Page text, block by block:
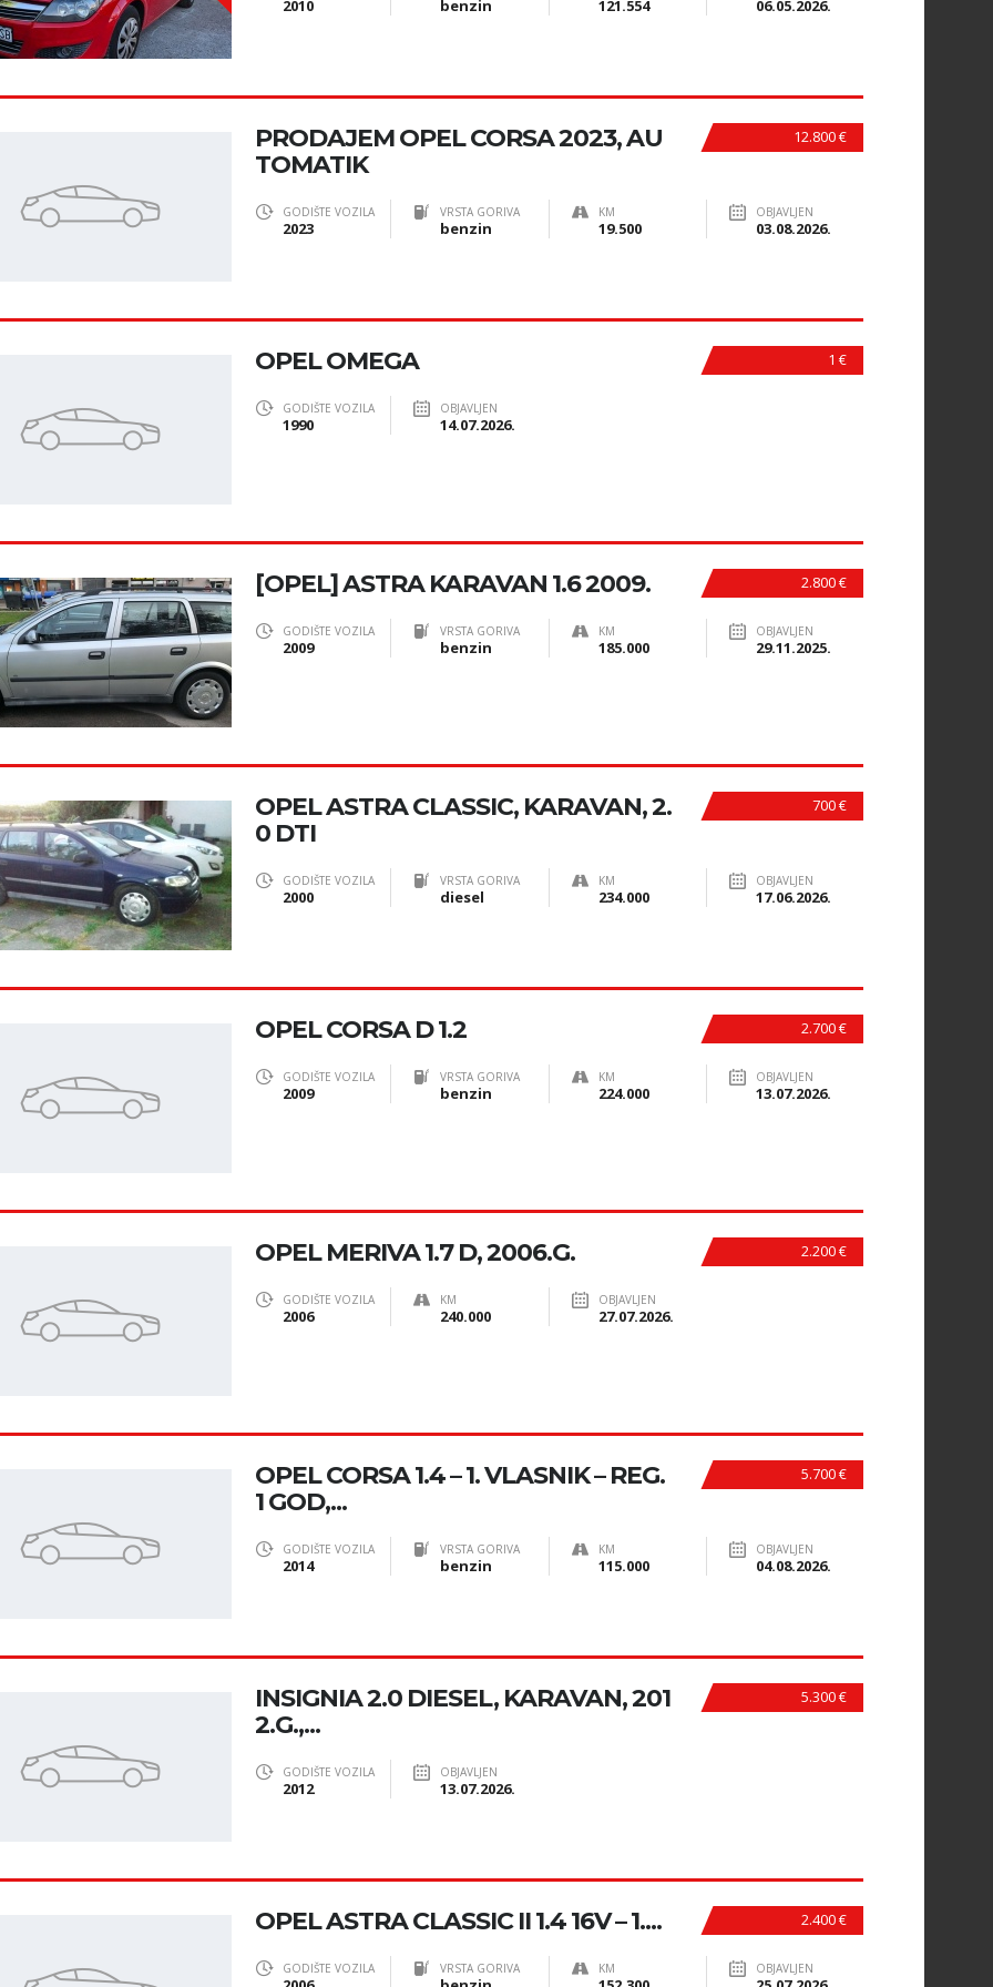
2010 benzin 121.554 06.05.2026.
12.800 €
PRODAJEM OPEL CORSA 2023, AU
TOMATIK
GODIŠTE VOZILA
2023
VRSTA GORIVA
benzin
KM
19.500
OBJAVLJEN
03.08.2026.
1 €
OPEL OMEGA
GODIŠTE VOZILA
1990
OBJAVLJEN
14.07.2026.
2.800 €
[OPEL] ASTRA KARAVAN 1.6 2009.
GODIŠTE VOZILA
2009
VRSTA GORIVA
benzin
KM
185.000
OBJAVLJEN
29.11.2025.
700 €
OPEL ASTRA CLASSIC, KARAVAN, 2.
0 DTI
GODIŠTE VOZILA
2000
VRSTA GORIVA
diesel
KM
234.000
OBJAVLJEN
17.06.2026.
2.700 €
OPEL CORSA D 1.2
GODIŠTE VOZILA
2009
VRSTA GORIVA
benzin
KM
224.000
OBJAVLJEN
13.07.2026.
2.200 €
OPEL MERIVA 1.7 D, 2006.G.
GODIŠTE VOZILA
2006
KM
240.000
OBJAVLJEN
27.07.2026.
5.700 €
OPEL CORSA 1.4 – 1. VLASNIK – REG.
1 GOD,...
GODIŠTE VOZILA
2014
VRSTA GORIVA
benzin
KM
115.000
OBJAVLJEN
04.08.2026.
5.300 €
INSIGNIA 2.0 DIESEL, KARAVAN, 201
2.G.,...
GODIŠTE VOZILA
2012
OBJAVLJEN
13.07.2026.
2.400 €
OPEL ASTRA CLASSIC II 1.4 16V – 1....
GODIŠTE VOZILA VRSTA GORIVA KM OBJAVLJEN